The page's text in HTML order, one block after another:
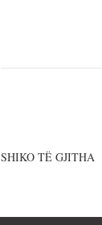
SHIKO TË GJITHA